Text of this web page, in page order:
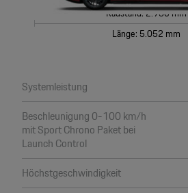
Radstand: 2.950 mm
Länge: 5.052 mm
Systemleistung
Beschleunigung 0-100 km/h
mit Sport Chrono Paket bei
Launch Control
Höchstgeschwindigkeit